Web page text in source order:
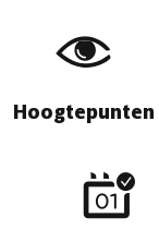
Hoogtepunten